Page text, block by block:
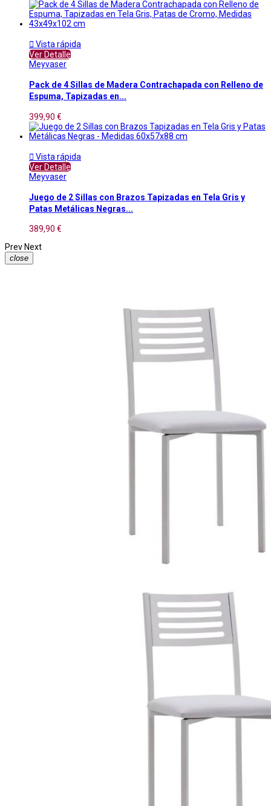
 Vista rápida
Ver Detalle
Meyvaser
Pack de 4 Sillas de Madera Contrachapada con Relleno de
Espuma, Tapizadas en...
399,90 €
 Vista rápida
Ver Detalle
Meyvaser
Juego de 2 Sillas con Brazos Tapizadas en Tela Gris y
Patas Metálicas Negras...
389,90 €
Prev Next
close